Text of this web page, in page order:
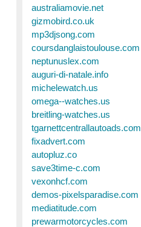
australiamovie.net
gizmobird.co.uk
mp3djsong.com
coursdanglaistoulouse.com
neptunuslex.com
auguri-di-natale.info
michelewatch.us
omega--watches.us
breitling-watches.us
tgarnettcentrallautoads.com
fixadvert.com
autopluz.co
save3time-c.com
vexonhcf.com
demos-pixelsparadise.com
mediatitude.com
prewarmotorcycles.com